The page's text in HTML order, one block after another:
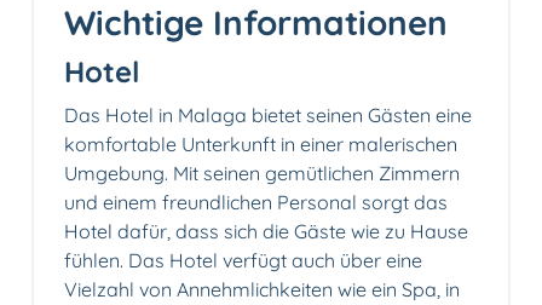
Wichtige Informationen
Hotel
Das Hotel in Malaga bietet seinen Gästen eine
komfortable Unterkunft in einer malerischen
Umgebung. Mit seinen gemütlichen Zimmern
und einem freundlichen Personal sorgt das
Hotel dafür, dass sich die Gäste wie zu Hause
fühlen. Das Hotel verfügt auch über eine
Vielzahl von Annehmlichkeiten wie ein Spa, in